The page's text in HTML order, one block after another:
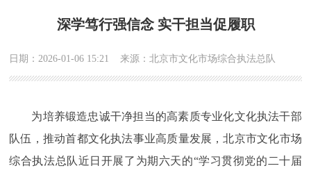
深学笃行强信念 实干担当促履职
日期：2026-01-06 15:21 来源：北京市文化市场综合执法总队
为培养锻造忠诚干净担当的高素质专业化文化执法干部
队伍，推动首都文化执法事业高质量发展，北京市文化市场
综合执法总队近日开展了为期六天的“学习贯彻党的二十届